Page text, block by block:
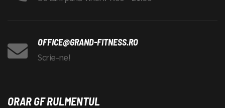
OFFICE@GRAND-FITNESS.RO
Scrie-ne!
ORAR GF RULMENTUL